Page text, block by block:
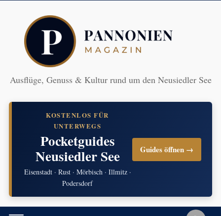
Ausflüge, Genuss & Kultur rund um den Neusiedler See
KOSTENLOS FÜR
UNTERWEGS
Pocketguides
Neusiedler See
Eisenstadt · Rust · Mörbisch · Illmitz ·
Podersdorf
Guides öffnen →